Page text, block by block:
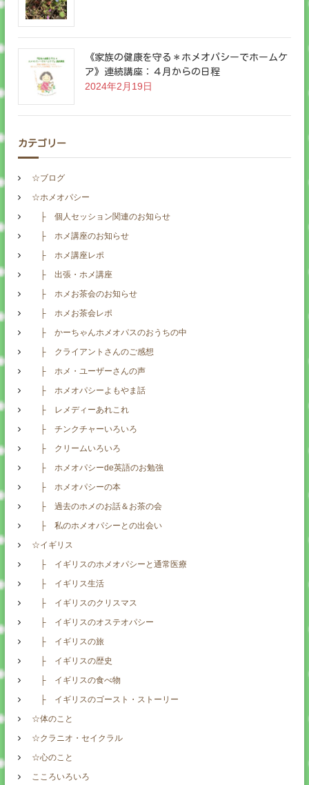
《家族の健康を守る＊ホメオパシーでホームケ
ア》連続講座：４月からの日程
2024年2月19日
カテゴリー
☆ブログ
☆ホメオパシー
├ 個人セッション関連のお知らせ
├ ホメ講座のお知らせ
├ ホメ講座レポ
├ 出張・ホメ講座
├ ホメお茶会のお知らせ
├ ホメお茶会レポ
├ かーちゃんホメオパスのおうちの中
├ クライアントさんのご感想
├ ホメ・ユーザーさんの声
├ ホメオパシーよもやま話
├ レメディーあれこれ
├ チンクチャーいろいろ
├ クリームいろいろ
├ ホメオパシーde英語のお勉強
├ ホメオパシーの本
├ 過去のホメのお話＆お茶の会
├ 私のホメオパシーとの出会い
☆イギリス
├ イギリスのホメオパシーと通常医療
├ イギリス生活
├ イギリスのクリスマス
├ イギリスのオステオパシー
├ イギリスの旅
├ イギリスの歴史
├ イギリスの食べ物
├ イギリスのゴースト・ストーリー
☆体のこと
☆クラニオ・セイクラル
☆心のこと
こころいろいろ